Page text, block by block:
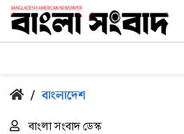
/ বাংলাদেশ
বাংলা সংবাদ ডেস্ক